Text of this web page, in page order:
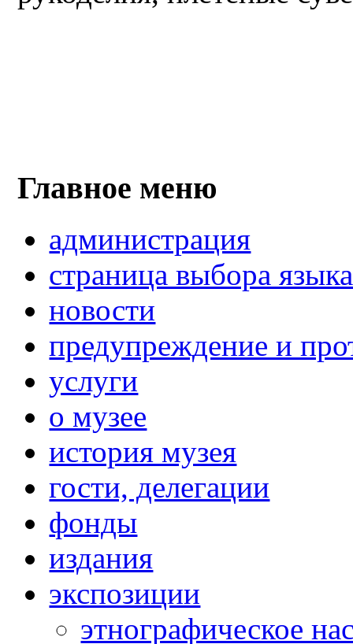
Главное меню
администрация
страница выбора языка
новости
предупреждение и
услуги
о музее
история музея
гости, делегации
фонды
издания
экспозиции
этнографическое